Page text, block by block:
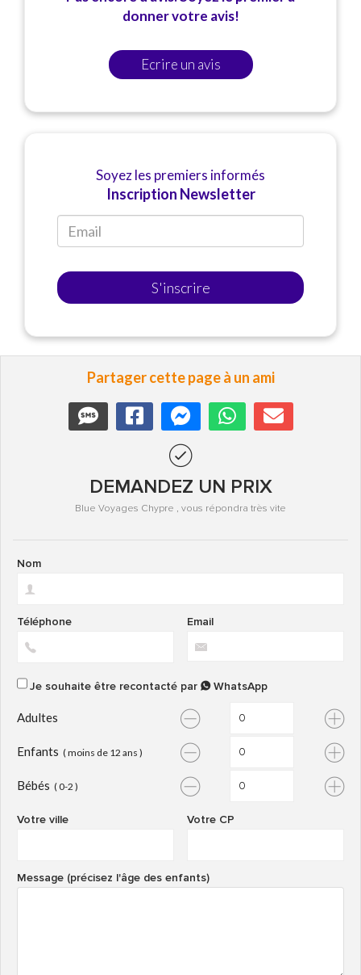
donner votre avis!
Ecrire un avis
Soyez les premiers informés
Inscription Newsletter
S'inscrire
Partager cette page à un ami
DEMANDEZ UN PRIX
Blue Voyages Chypre , vous répondra très vite
Nom
Email
Téléphone
Je souhaite être recontacté par WhatsApp
Adultes
Enfants ( moins de 12 ans )
Bébés ( 0-2 )
Votre CP
Votre ville
Message (précisez l'âge des enfants)